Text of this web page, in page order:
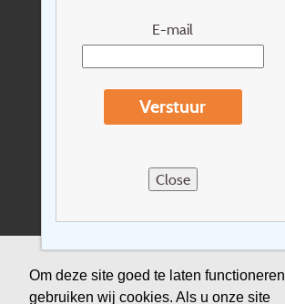
Om deze site goed te laten functioneren
gebruiken wij cookies. Als u onze site
E-mail
Verstuur
Close
Nieuwsbrief
Reisvoorwaarden
Sitemap
Verzekering